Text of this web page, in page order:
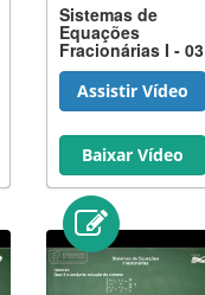
Sistemas de
Equações
Fracionárias I - 03
Assistir Vídeo
Baixar Vídeo